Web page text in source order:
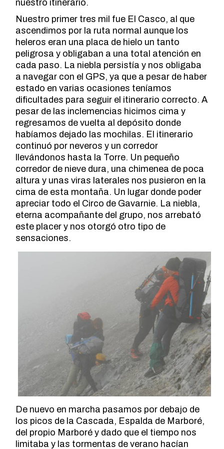
nuestro itinerario.
Nuestro primer tres mil fue El Casco, al que
ascendimos por la ruta normal aunque los
heleros eran una placa de hielo un tanto
peligrosa y obligaban a una total atención en
cada paso. La niebla persistía y nos obligaba
a navegar con el GPS, ya que a pesar de haber
estado en varias ocasiones teníamos
dificultades para seguir el itinerario correcto. A
pesar de las inclemencias hicimos cima y
regresamos de vuelta al depósito donde
habíamos dejado las mochilas. El itinerario
continuó por neveros y un corredor
llevándonos hasta la Torre. Un pequeño
corredor de nieve dura, una chimenea de poca
altura y unas viras laterales nos pusieron en la
cima de esta montaña. Un lugar donde poder
apreciar todo el Circo de Gavarnie. La niebla,
eterna acompañante del grupo, nos arrebató
este placer y nos otorgó otro tipo de
sensaciones.
De nuevo en marcha pasamos por debajo de
los picos de la Cascada, Espalda de Marboré,
del propio Marboré y dado que el tiempo nos
limitaba y las tormentas de verano hacían